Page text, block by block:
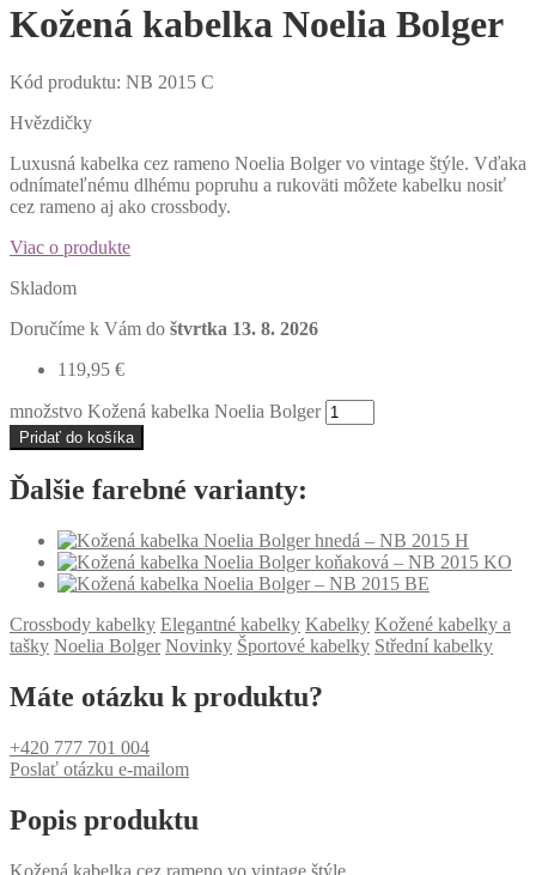
Kožená kabelka Noelia Bolger
Kód produktu: NB 2015 C
Hvězdičky
Luxusná kabelka cez rameno Noelia Bolger vo vintage štýle. Vďaka
odnímateľnému dlhému popruhu a rukoväti môžete kabelku nosiť
cez rameno aj ako crossbody.
Viac o produkte
Skladom
Doručíme k Vám do štvrtka 13. 8. 2026
119,95 €
množstvo Kožená kabelka Noelia Bolger
Pridať do košíka
Ďalšie farebné varianty:
Crossbody kabelky Elegantné kabelky Kabelky Kožené kabelky a
tašky Noelia Bolger Novinky Športové kabelky Střední kabelky
Máte otázku k produktu?
+420 777 701 004
Poslať otázku e-mailom
Popis produktu
Kožená kabelka cez rameno vo vintage štýle